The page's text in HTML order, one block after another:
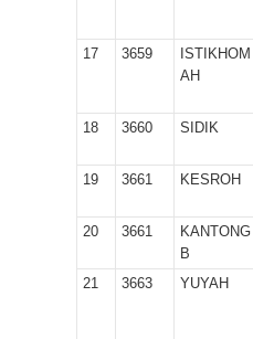
17
3659
ISTIKHOM
AH
18
3660 SIDIK
19
3661 KESROH
20
3661
KANTONG
B
21
3663 YUYAH